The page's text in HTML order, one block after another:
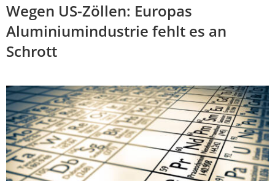
Wegen US-Zöllen: Europas
Aluminiumindustrie fehlt es an
Schrott